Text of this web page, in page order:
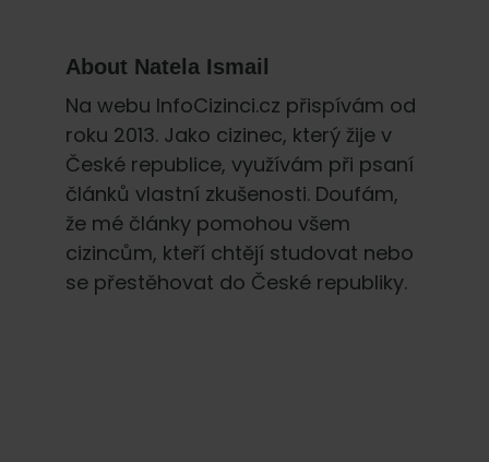
About Natela Ismail
Na webu InfoCizinci.cz přispívám od
roku 2013. Jako cizinec, který žije v
České republice, využívám při psaní
článků vlastní zkušenosti. Doufám,
že mé články pomohou všem
cizincům, kteří chtějí studovat nebo
se přestěhovat do České republiky.